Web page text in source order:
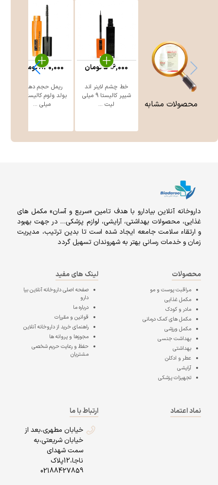
محصولات مشابه
خط چشم لاینر اند
شیپر کالیستا 9 میلی
لیت ...
596,000تومان
ریمل حجم دهنده
میلی ...
830,000تومان
داروخانه آنلاين بيادارو با هدف تامين «سریع و آسان» مكمل هاى
غذايى، محصولات بهداشتى، آرايشى، لوازم پزشکی… در جهت بهبود
و ارتقاء سلامت جامعه ایجاد شده است تا بدین ترتیب، مدیریت
زمان و خدمات رسانی بهتر به شهروندان تسهیل گردد
محصولات
مراقبت پوست و مو
مکمل غذایی
مادر و کودک
مکمل های کمک درمانی
مکمل ورزشی
بهداشت جنسی
بهداشتی
عطر و ادکلن
آرایشی
تجهیزات پزشکی
لینک های مفید
صفحه اصلیداروخانه آنلاین بیا
دارو
درباره ما
قوانین و مقررات
راهنمای خرید از داروخانه آنلاین
مجوزها و پروانه ها
حفظ و رعایت حریم شخصی
مشتریان
نماد اعتماد
ارتباط با ما
خیابان مطهری،بعد از
خیابان شریعتی،به
سمت شهدای
ناجا،12پلاک
02188427859